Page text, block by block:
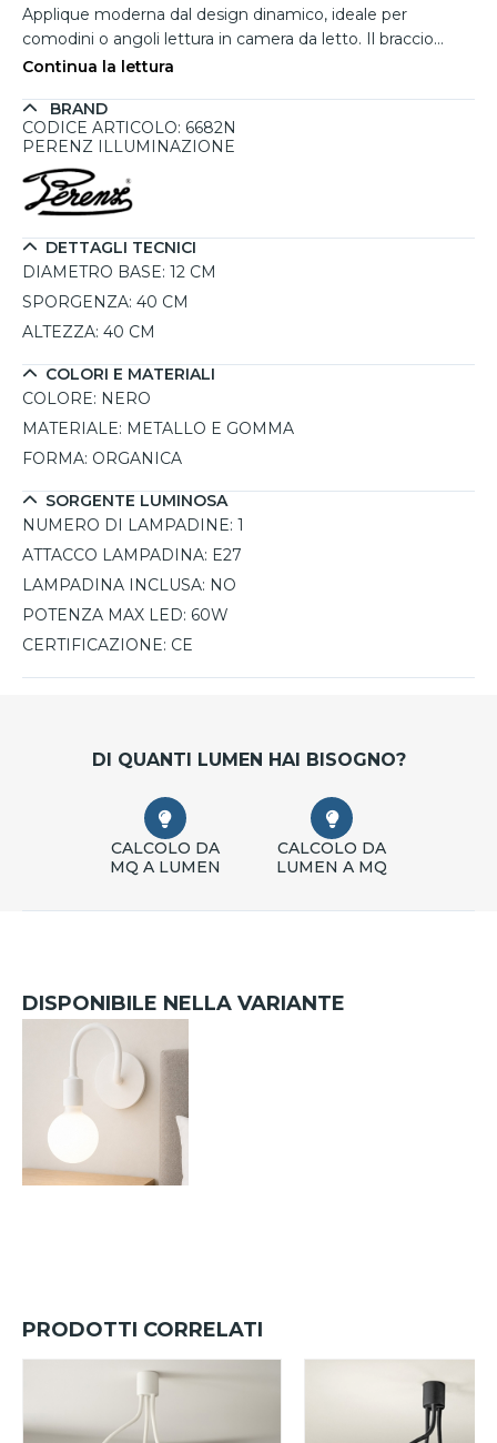
Applique moderna dal design dinamico, ideale per
comodini o angoli lettura in camera da letto. Il braccio
flessibile rivestito in gomma nera permette di orientare la
dallo stile deciso. La struttura in metallo verniciato a
polvere garantisce solidità, mentre l'attacco E27 consente
temperatura di colore. Perfetta per chi desidera un punto
luce pratico e contemporaneo.
Continua la lettura
BRAND
CODICE ARTICOLO: 6682N
PERENZ ILLUMINAZIONE
DETTAGLI TECNICI
DIAMETRO BASE: 12 CM
SPORGENZA: 40 CM
ALTEZZA: 40 CM
COLORI E MATERIALI
COLORE: NERO
MATERIALE: METALLO E GOMMA
FORMA: ORGANICA
SORGENTE LUMINOSA
NUMERO DI LAMPADINE: 1
ATTACCO LAMPADINA: E27
LAMPADINA INCLUSA: NO
POTENZA MAX LED: 60W
CERTIFICAZIONE: CE
DI QUANTI LUMEN HAI BISOGNO?
CALCOLO DA
MQ A LUMEN
CALCOLO DA
LUMEN A MQ
DISPONIBILE NELLA VARIANTE
PRODOTTI CORRELATI